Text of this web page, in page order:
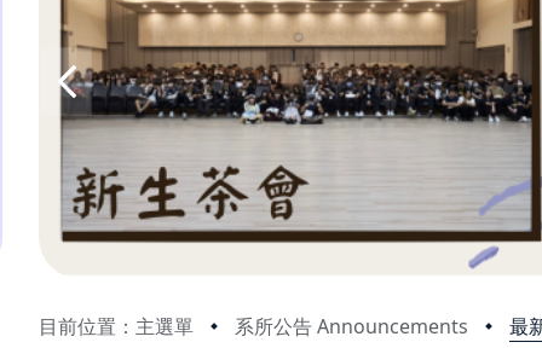
目前位置：主選單 系所公告 Announcements 最